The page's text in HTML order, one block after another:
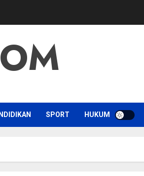
SPORT HUKUM